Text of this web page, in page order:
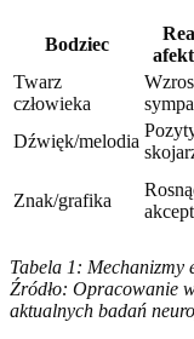
Bodziec
Twarz
człowieka
Dźwięk/melodia
Znak/grafika
Tabela 1: Mechanizmy
Źródło: Opracowanie
aktualnych badań